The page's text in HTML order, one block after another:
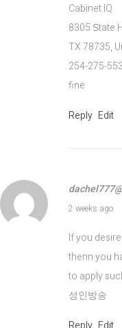
ש
ר
Cabinet IQ
8305 Ѕtate
TX 78735,
254-275-
fine
Reply Edit
2 weeks ago
If you
thenn you
to apply
성인방송